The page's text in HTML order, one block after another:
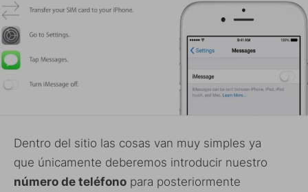
Dentro del sitio las cosas van muy simples ya
que únicamente deberemos introducir nuestro
número de teléfono para posteriormente